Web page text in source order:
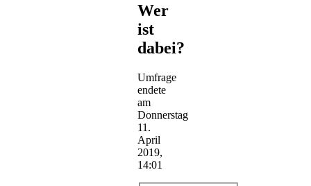
Wer
ist
dabei?
Umfrage
endete
am
Donnerstag
11.
April
2019,
14:01